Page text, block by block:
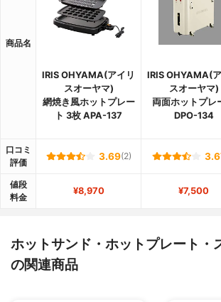
商品名
IRIS OHYAMA(アイリ
スオーヤマ)
網焼き風ホットプレー
ト 3枚 APA-137
IRIS OHYAMA(
スオーヤマ)
両面ホットプレ
DPO-134
口コミ
評価
3.69(2)
値段
料金
¥8,970 ¥7,500
ホットサンド・ホットプレート・
の関連商品